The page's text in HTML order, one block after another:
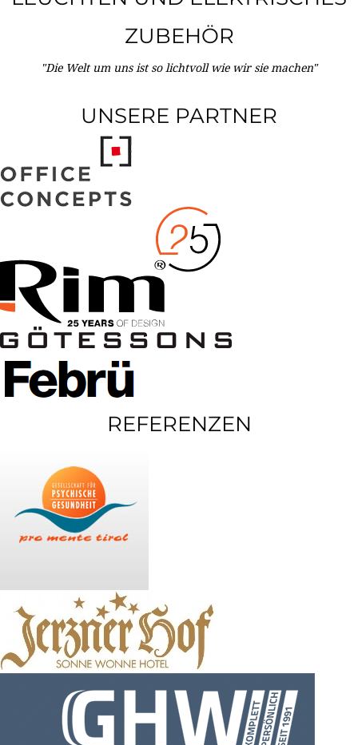
ZUBEHÖR
"Die Welt um uns ist so lichtvoll wie wir sie machen"
UNSERE PARTNER
REFERENZEN